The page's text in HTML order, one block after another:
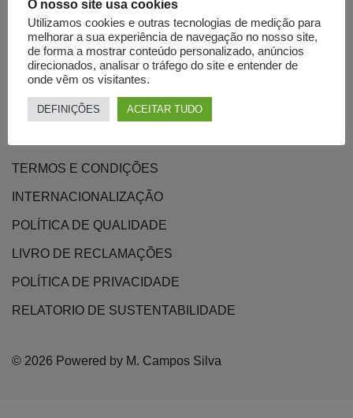
HOME
HISTÓRIA
PROJETOS
PRODUTOS
CONTATOS
TERMOS E CONDIÇÕES
INTERNACIONALIZAÇÃO
POLÍTICA DE QUALIDADE
LIVRO DE RECLAMAÇÕES
POLÍTICA DE PRIVACIDADE
RELATORIO DE SUSTENTABILIDADE
© 2026 Powered by M. Campos Silva
O nosso site usa cookies
Utilizamos cookies e outras tecnologias de medição para
melhorar a sua experiência de navegação no nosso site,
de forma a mostrar conteúdo personalizado, anúncios
direcionados, analisar o tráfego do site e entender de
onde vêm os visitantes.
DEFINIÇÕES ACEITAR TUDO